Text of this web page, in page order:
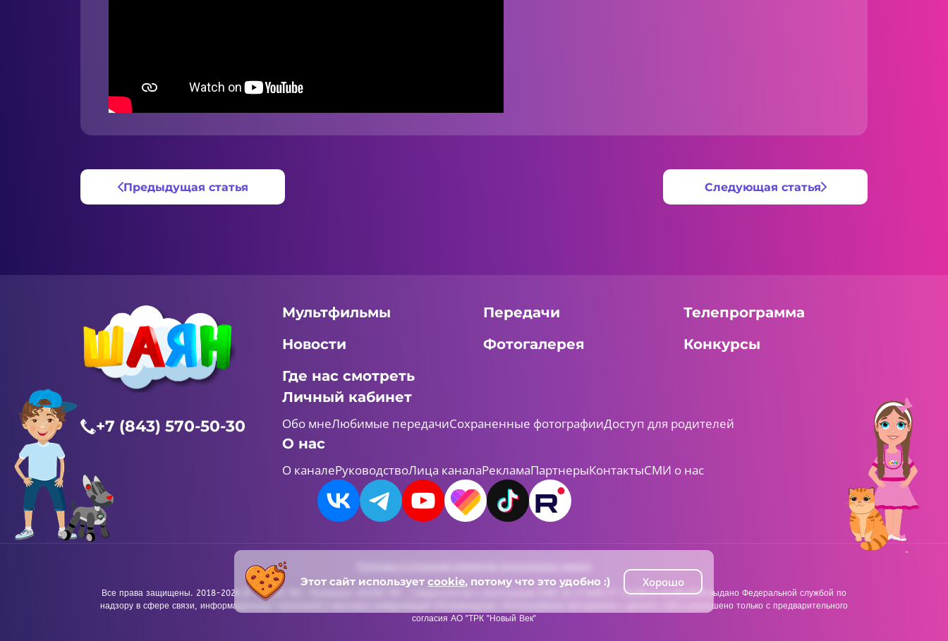
Предыдущая статья Следующая статья
+7 (843) 570-50-30
Мультфильмы Передачи
Телепрограмма
Новости
Фотогалерея
Конкурсы
Где нас смотреть
Личный кабинет
Обо мнеЛюбимые передачиСохраненные фотографииДоступ для родителей
О нас
О каналеРуководствоЛица каналаРекламаПартнерыКонтактыСМИ о нас
Все права защищены. 2018-2026 © «ШАЯН ТВ». Телеканал «ШАЯН ТВ» , Свидетельство о регистрации СМИ Эл-Л №ФС77-73138 от 22.06.2018 выдано Федеральной службой по
надзору в сфере связи, информационных технологий и массовых коммуникаций (Роскомнадзор). Использование материалов с данного сайта разрешено только с предварительного
согласия АО "ТРК "Новый Век"
Этот сайт использует cookie, потому что это удобно :) Хорошо